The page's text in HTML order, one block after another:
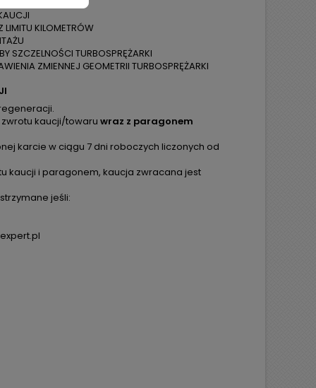
KILOMETRÓW
SZCZELNOŚCI TURBOSPRĘŻARKI
ZMIENNEJ GEOMETRII TURBOSPRĘŻARKI
zwrotu kaucji/towaru wraz z paragonem
karcie w ciągu 7 dni roboczych liczonych od
kaucji i paragonem, kaucja zwracana jest
jeśli: